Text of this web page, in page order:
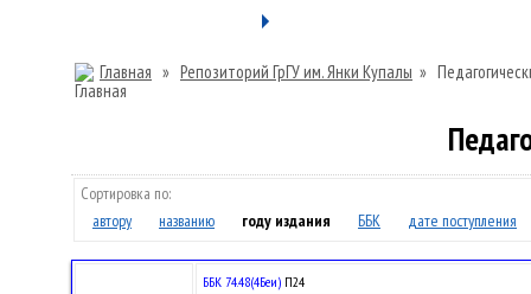
Главная » Репозиторий ГрГУ им. Янки Купалы »
Сортировка по:
автору
названию году издания ББК дате поступления
ББК 74.48(4Беи) П24